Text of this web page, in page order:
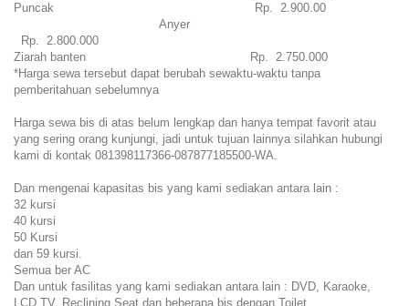
Puncak Rp. 2.900.00
Anyer
Rp. 2.800.000
Ziarah banten Rp. 2.750.000
*Harga sewa tersebut dapat berubah sewaktu-waktu tanpa
pemberitahuan sebelumnya
Harga sewa bis di atas belum lengkap dan hanya tempat favorit atau
yang sering orang kunjungi, jadi untuk tujuan lainnya silahkan hubungi
kami di kontak 081398117366-087877185500-WA.
Dan mengenai kapasitas bis yang kami sediakan antara lain :
32 kursi
40 kursi
50 Kursi
dan 59 kursi.
Semua ber AC
Dan untuk fasilitas yang kami sediakan antara lain : DVD, Karaoke,
LCD TV, Reclining Seat dan beberapa bis dengan Toilet